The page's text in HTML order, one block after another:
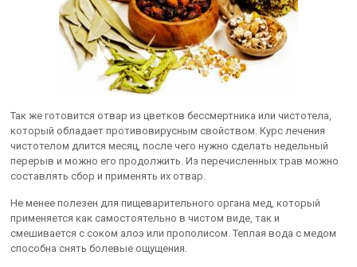
Так же готовится отвар из цветков бессмертника или чистотела,
который обладает противовирусным свойством. Курс лечения
чистотелом длится месяц, после чего нужно сделать недельный
перерыв и можно его продолжить. Из перечисленных трав можно
составлять сбор и применять их отвар.
Не менее полезен для пищеварительного органа мед, который
применяется как самостоятельно в чистом виде, так и
смешивается с соком алоэ или прополисом. Теплая вода с медом
способна снять болевые ощущения.